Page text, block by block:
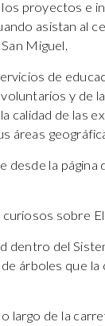
proyectos e
asistan al
Miguel.
de
y de
calidad de las
áreas
la página
sobre El
dentro del
árboles que
largo de la